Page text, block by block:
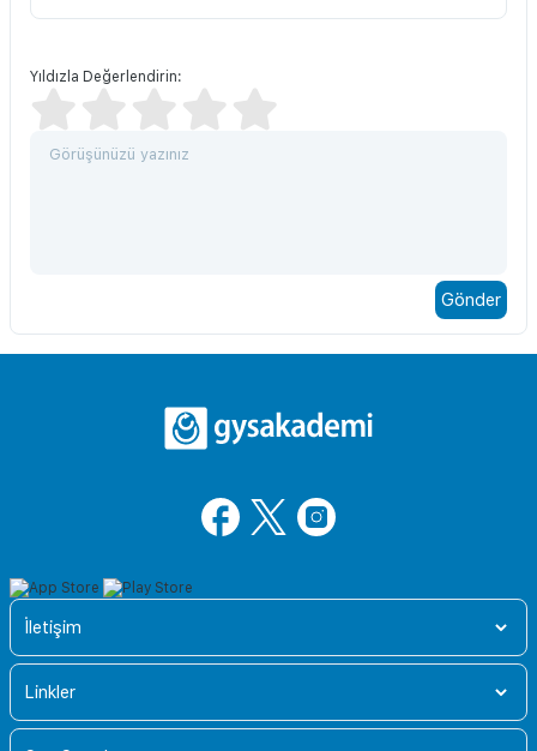
Yıldızla Değerlendirin:
İletişim
Linkler